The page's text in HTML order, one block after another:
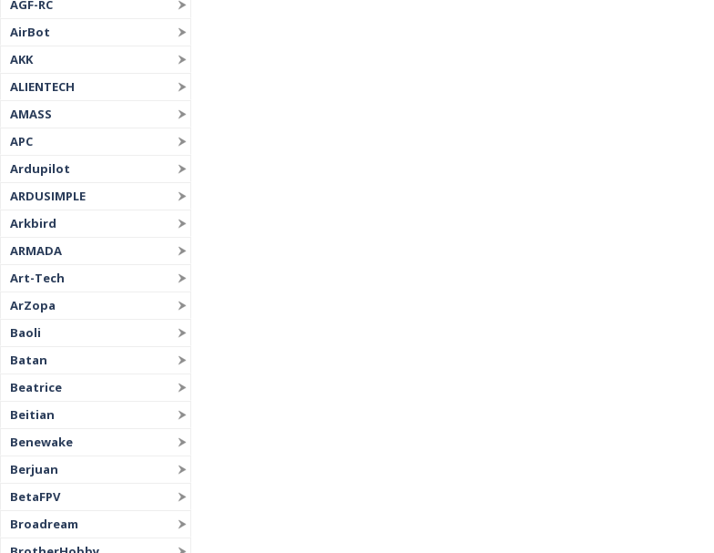
AGF-RC
AirBot
AKK
ALIENTECH
AMASS
APC
Ardupilot
ARDUSIMPLE
Arkbird
ARMADA
Art-Tech
ArZopa
Baoli
Batan
Beatrice
Beitian
Benewake
Berjuan
BetaFPV
Broadream